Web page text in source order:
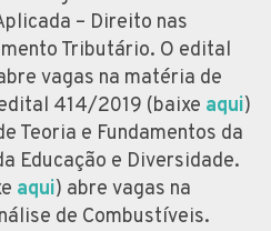
– Direito nas
Tributário. O edital
vagas na matéria de
414/2019 (baixe aqui)
Teoria e Fundamentos da
Educação e Diversidade.
aqui) abre vagas na
de Combustíveis.